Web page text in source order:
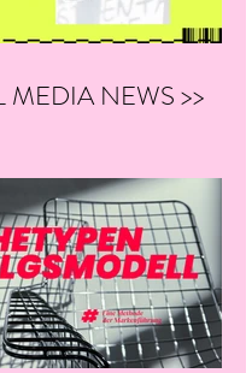
MEDIA NEWS >>